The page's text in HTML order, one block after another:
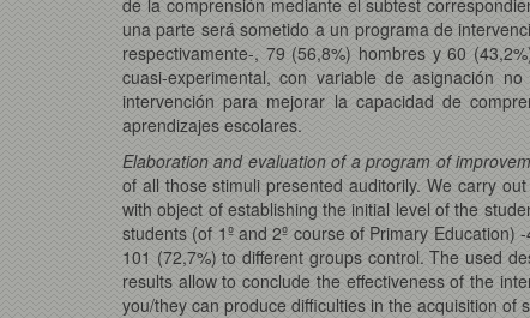
una parte será sometido a un programa de
respectivamente-, 79 (56,8%) hombres y 60
cuasi-experimental, con variable de asignación
intervención para mejorar la capacidad de
aprendizajes escolares.
Elaboration and evaluation of a program of
of all those stimuli presented auditorily. We carry
with object of establishing the initial level of the
students (of 1º and 2º course of Primary
101 (72,7%) to different groups control. The used
results allow to conclude the effectiveness of the
you/they can produce difficulties in the acquisition of